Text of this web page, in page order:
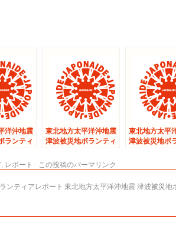
洋沖地震
ランティ
東北地方太平洋沖地震
津波被災地ボランティ
東北地方太平
津波被災地ボ
, レポート この投稿のパーマリンク
ンティアレポート 東北地方太平洋沖地震 津波被災地